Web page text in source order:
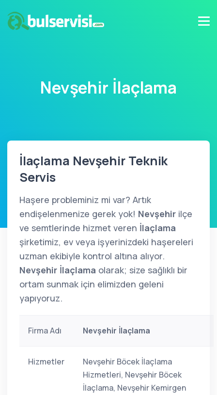
Nevşehir İlaçlama
İlaçlama Nevşehir Teknik
Servis
Haşere probleminiz mi var? Artık
endişelenmenize gerek yok! Nevşehir ilçe
ve semtlerinde hizmet veren İlaçlama
şirketimiz, ev veya işyerinizdeki haşereleri
uzman ekibiyle kontrol altına alıyor.
Nevşehir İlaçlama olarak; size sağlıklı bir
ortam sunmak için elimizden geleni
yapıyoruz.
Firma Adı Nevşehir İlaçlama
Hizmetler
Nevşehir Böcek İlaçlama
Hizmetleri, Nevşehir Böcek
İlaçlama, Nevşehir Kemirgen